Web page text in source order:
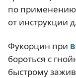
по применению
от инструкции
Фукорцин при
бороться с
быстрому